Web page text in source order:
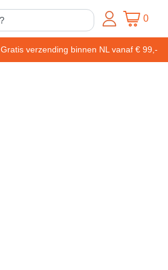
0
Gratis verzending binnen NL vanaf € 99,-